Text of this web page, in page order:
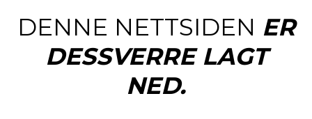
DENNE NETTSIDEN ER
DESSVERRE LAGT
NED.